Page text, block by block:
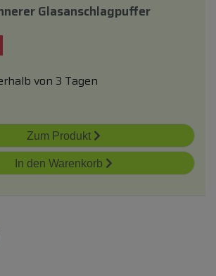
Glasanschlagpuffer
von 3 Tagen
Zum Produkt
In den Warenkorb